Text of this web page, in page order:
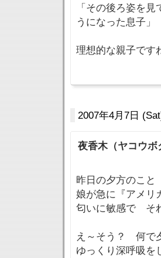
「その後ろ姿を
うになった息子」
理想的な親子です
2007年4月7日
夜香木（ヤコウボ
昨日の夕方のこと
娘が急に『アメリ
匂いに敏感で そ
え～そう？ 何で
ゆっくり深呼吸